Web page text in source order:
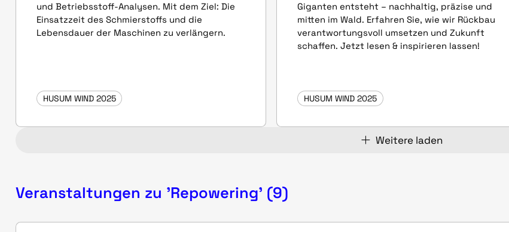
und Betriebsstoff-Analysen. Mit dem Ziel: Die
Einsatzzeit des Schmierstoffs und die
Lebensdauer der Maschinen zu verlängern.
HUSUM WIND 2025
Giganten entsteht – nachhaltig, präzise und
mitten im Wald. Erfahren Sie, wie wir Rückbau
verantwortungsvoll umsetzen und Zukunft
schaffen. Jetzt lesen & inspirieren lassen!
HUSUM WIND 2025
Weitere laden
Veranstaltungen zu 'Repowering' (9)